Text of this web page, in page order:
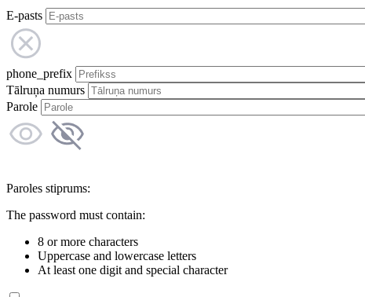
E-pasts
phone_prefix
Tālruņa numurs
Parole
Paroles stiprums:
The password must contain:
8 or more characters
Uppercase and lowercase letters
At least one digit and special character